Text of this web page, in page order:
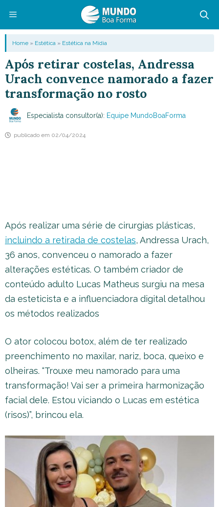
conteúdo
Menu
Home » Estética » Estética na Mídia
Após retirar costelas, Andressa
Urach convence namorado a fazer
transformação no rosto
Especialista consultor(a): Equipe MundoBoaForma
publicado em 02/04/2024
Após realizar uma série de cirurgias plásticas,
incluindo a retirada de costelas, Andressa Urach,
36 anos, convenceu o namorado a fazer
alterações estéticas. O também criador de
conteúdo adulto Lucas Matheus surgiu na mesa
da esteticista e a influenciadora digital detalhou
os métodos realizados
O ator colocou botox, além de ter realizado
preenchimento no maxilar, nariz, boca, queixo e
olheiras. “Trouxe meu namorado para uma
transformação! Vai ser a primeira harmonização
facial dele. Estou viciando o Lucas em estética
(risos)”, brincou ela.